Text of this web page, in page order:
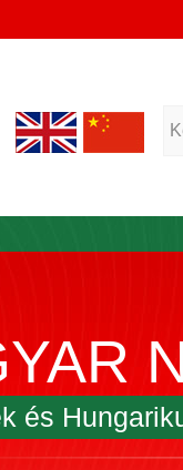
és